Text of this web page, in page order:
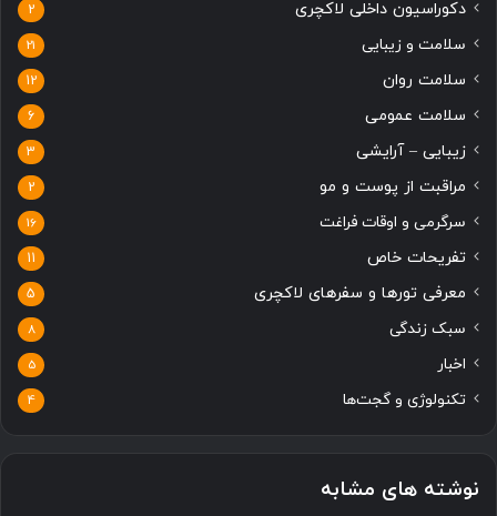
دکوراسیون داخلی لاکچری 2
سلامت و زیبایی 21
سلامت روان 12
سلامت عمومی 6
زیبایی – آرایشی 3
مراقبت از پوست و مو 2
سرگرمی و اوقات فراغت 16
تفریحات خاص 11
معرفی تورها و سفرهای لاکچری 5
سبک زندگی 8
اخبار 5
تکنولوژی و گجت‌ها 4
نوشته های مشابه